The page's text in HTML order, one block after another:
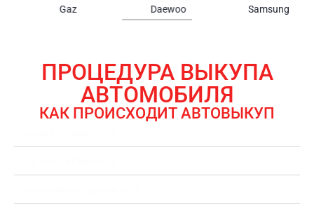
Samsung Chrysler Gmc
ПРОЦЕДУРА ВЫКУПА
АВТОМОБИЛЯ
КАК ПРОИСХОДИТ АВТОВЫКУП